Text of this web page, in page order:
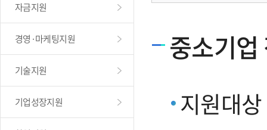
자금지원
경영·마케팅지원
기술지원
기업성장지원
중소기
지원대상